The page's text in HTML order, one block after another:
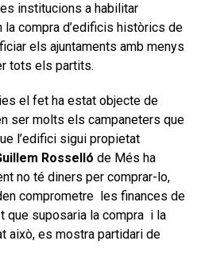
institucions a habilitar
compra d’edificis històrics de
els ajuntaments amb menys
tots els partits.
el fet ha estat objecte de
ser molts els campaneters que
l’edifici sigui propietat
Rosselló de Més ha
no té diners per comprar-lo,
comprometre les finances de
que suposaria la compra i la
això, es mostra partidari de